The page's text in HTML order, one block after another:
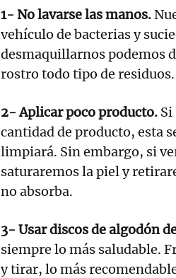
1- No lavarse las manos.
vehículo de bacterias y
desmaquillarnos podemos
rostro todo tipo de residuos.
2- Aplicar poco producto.
cantidad de producto, esta
limpiará. Sin embargo, si
saturaremos la piel y
no absorba.
3- Usar discos de algodón
siempre lo más saludable.
y tirar, lo más